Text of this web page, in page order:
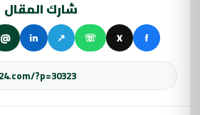
شارك المقال
f
X
☏
↗
in
@